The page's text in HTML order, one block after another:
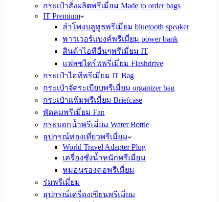
กระเป๋าสั่งผลิตพรีเมี่ยม Made to order bags
IT Premium
ลำโพงบลูทูธพรีเมี่ยม bluetooth speaker
พาวเวอร์แบงค์พรีเมี่ยม power bank
สินค้าไอทีอื่นๆพรีเมี่ยม IT
แฟลชไดร์ฟพรีเมี่ยม Flashdrive
กระเป๋าไอทีพรีเมี่ยม IT Bag
กระเป๋าจัดระเบียบพรีเมี่ยม organizer bag
กระเป๋าแฟ้มพรีเมี่ยม Briefcase
พัดลมพรีเมี่ยม Fan
กระบอกน้ำพรีเมี่ยม Water Bottle
อุปกรณ์ท่องเที่ยวพรีเมี่ยม
World Travel Adapter Plug
เครื่องชั่งน้ำหนักพรีเมี่ยม
หมอนรองคอพรีเมี่ยม
ร่มพรีเมี่ยม
อุปกรณ์เครื่องเขียนพรีเมี่ยม